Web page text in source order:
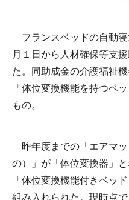
フランスベッドの自動寝
月１日から人材確保等支
た。同助成金の介護福祉
「体位変換機能を持つベ
もの。
昨年度までの「エアマッ
の）」が「体位変換器」
「体位変換機能付きベッ
組み入れられた。現時点